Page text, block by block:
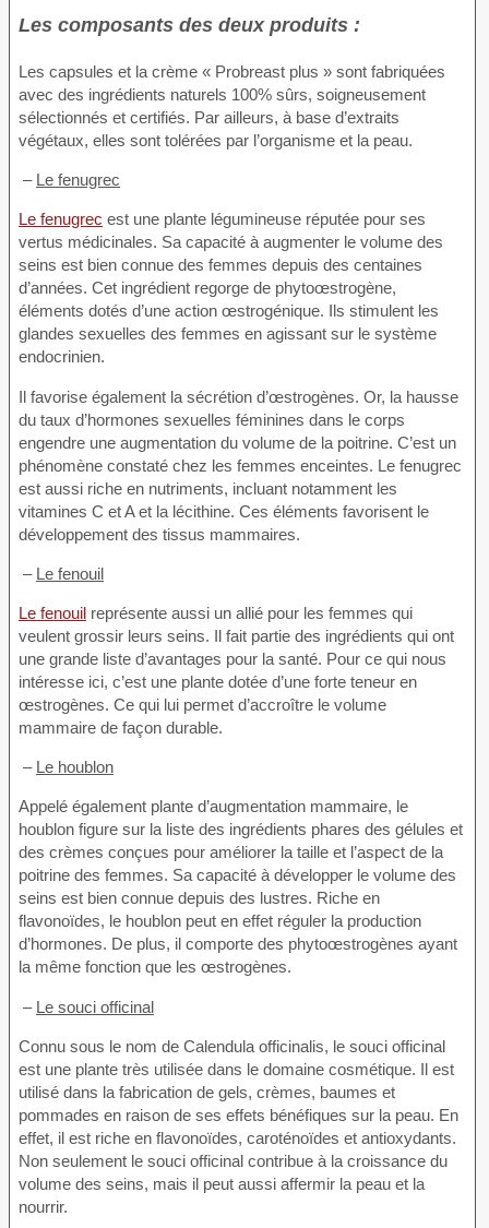
Les composants des deux produits :
Les capsules et la crème « Probreast plus » sont fabriquées
avec des ingrédients naturels 100% sûrs, soigneusement
sélectionnés et certifiés. Par ailleurs, à base d’extraits
végétaux, elles sont tolérées par l’organisme et la peau.
– Le fenugrec
Le fenugrec est une plante légumineuse réputée pour ses
vertus médicinales. Sa capacité à augmenter le volume des
seins est bien connue des femmes depuis des centaines
d’années. Cet ingrédient regorge de phytoœstrogène,
éléments dotés d’une action œstrogénique. Ils stimulent les
glandes sexuelles des femmes en agissant sur le système
endocrinien.
Il favorise également la sécrétion d’œstrogènes. Or, la hausse
du taux d’hormones sexuelles féminines dans le corps
engendre une augmentation du volume de la poitrine. C’est un
phénomène constaté chez les femmes enceintes. Le fenugrec
est aussi riche en nutriments, incluant notamment les
vitamines C et A et la lécithine. Ces éléments favorisent le
développement des tissus mammaires.
– Le fenouil
Le fenouil représente aussi un allié pour les femmes qui
veulent grossir leurs seins. Il fait partie des ingrédients qui ont
une grande liste d’avantages pour la santé. Pour ce qui nous
intéresse ici, c’est une plante dotée d’une forte teneur en
œstrogènes. Ce qui lui permet d’accroître le volume
mammaire de façon durable.
– Le houblon
Appelé également plante d’augmentation mammaire, le
houblon figure sur la liste des ingrédients phares des gélules et
des crèmes conçues pour améliorer la taille et l’aspect de la
poitrine des femmes. Sa capacité à développer le volume des
seins est bien connue depuis des lustres. Riche en
flavonoïdes, le houblon peut en effet réguler la production
d’hormones. De plus, il comporte des phytoœstrogènes ayant
la même fonction que les œstrogènes.
– Le souci officinal
Connu sous le nom de Calendula officinalis, le souci officinal
est une plante très utilisée dans le domaine cosmétique. Il est
utilisé dans la fabrication de gels, crèmes, baumes et
pommades en raison de ses effets bénéfiques sur la peau. En
effet, il est riche en flavonoïdes, caroténoïdes et antioxydants.
Non seulement le souci officinal contribue à la croissance du
volume des seins, mais il peut aussi affermir la peau et la
nourrir.